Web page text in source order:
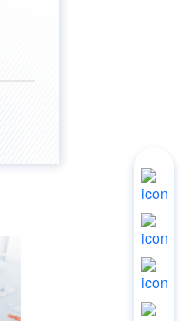
立即
询价
人工
服务
联系